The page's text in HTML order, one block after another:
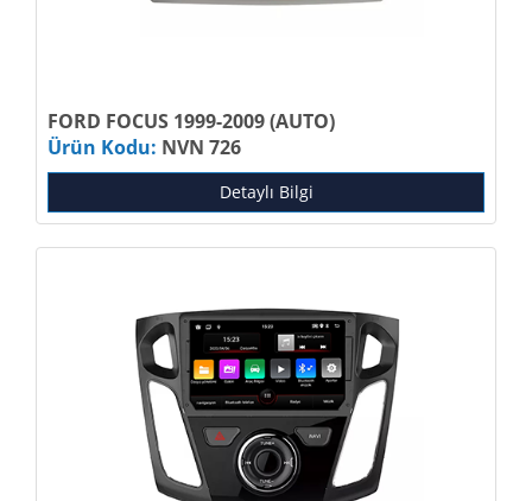
FORD FOCUS 1999-2009 (AUTO)
Ürün Kodu: NVN 726
Detaylı Bilgi